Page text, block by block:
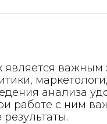
является
анализа
работе с ним